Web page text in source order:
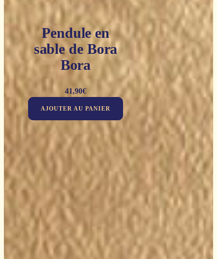
Pendule en
sable de Bora
Bora
41,90€
AJOUTER AU PANIER